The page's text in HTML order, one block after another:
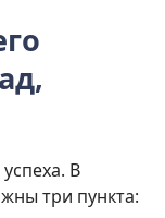
В
три пункта: